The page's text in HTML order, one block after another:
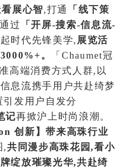
展心智,打通
「线下策
过
「开屏-搜索-信息流-
时代先锋美学, 展览活
。
「Chaumet冠
高端消费方式人群,以
息流携手用户共赴绮梦
发用户自发分
记再掀沪上时尚浪潮。
创新】带来高珠行业
,共同漫步高珠花园,看小
绽放璀璨光华,共赴绮